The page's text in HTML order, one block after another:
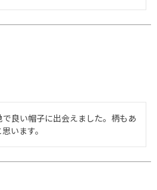
良い帽子に出会えました。柄もあ
います。